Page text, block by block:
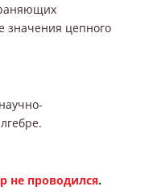
значения цепного
не проводился.